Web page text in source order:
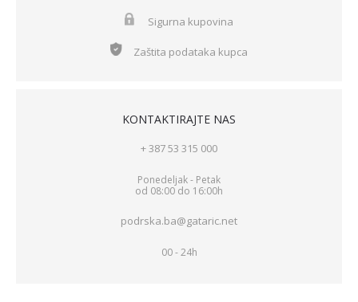
Sigurna kupovina
Zaštita podataka kupca
KONTAKTIRAJTE NAS
+ 387 53 315 000
Ponedeljak - Petak
od 08:00 do 16:00h
podrska.ba@gataric.net
00 - 24h